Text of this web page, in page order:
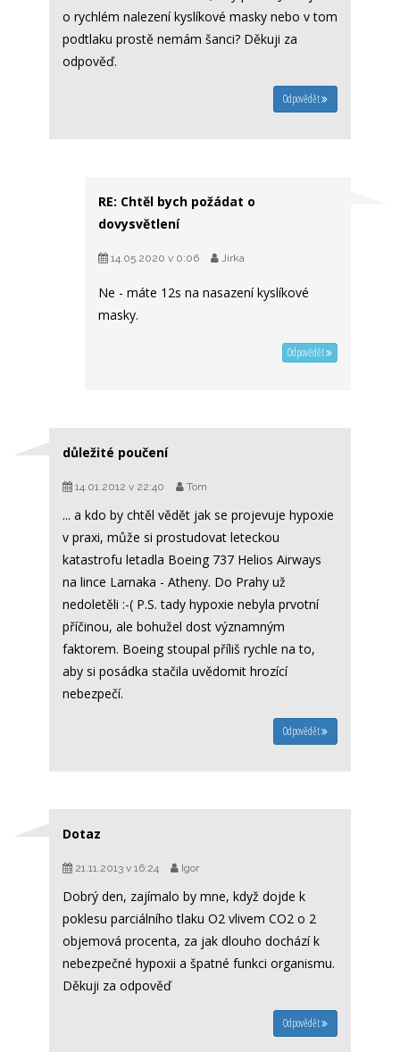
o rychlém nalezení kyslíkové masky nebo v tom
podtlaku prostě nemám šanci? Děkuji za
odpověď.
Odpovědět
RE: Chtěl bych požádat o
dovysvětlení
14.05.2020 v 0:06 Jirka
Ne - máte 12s na nasazení kyslíkové
masky.
Odpovědět
důležité poučení
14.01.2012 v 22:40 Tom
... a kdo by chtěl vědět jak se projevuje hypoxie
v praxi, může si prostudovat leteckou
katastrofu letadla Boeing 737 Helios Airways
na lince Larnaka - Atheny. Do Prahy už
nedoletěli :-( P.S. tady hypoxie nebyla prvotní
příčinou, ale bohužel dost významným
faktorem. Boeing stoupal příliš rychle na to,
aby si posádka stačila uvědomit hrozící
nebezpečí.
Odpovědět
Dotaz
21.11.2013 v 16:24 Igor
Dobrý den, zajímalo by mne, když dojde k
poklesu parciálního tlaku O2 vlivem CO2 o 2
objemová procenta, za jak dlouho dochází k
nebezpečné hypoxii a špatné funkci organismu.
Děkuji za odpověď
Odpovědět